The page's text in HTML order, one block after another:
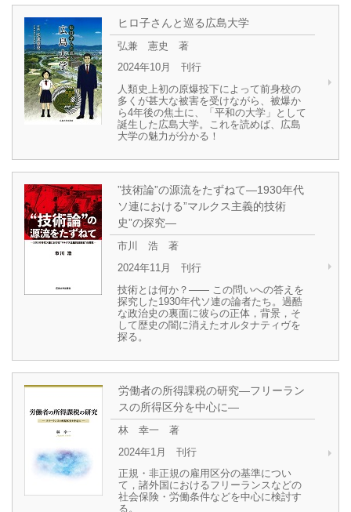
ヒロ子さんと巡る広島大学
弘兼 憲史 著
2024年10月 刊行
人類史上初の原爆投下によって前身校の
多くが甚大な被害を受けながら、被爆か
ら4年後の焦土に、「平和の大学」として
誕生した広島大学。これを読めば、広島
大学の魅力が分かる！
”技術論”の源流をたずねて―1930年代
ソ連における”マルクス主義的技術
史”の探究―
市川 浩 著
2024年11月 刊行
技術とは何か？―― この問いへの答えを
探究した1930年代ソ連の論者たち。過酷
な政治史の裏面に彼らの正体，背景，そ
して歴史の闇に消えたオルタナティヴを
探る。
労働者の所得課税の研究―フリーラン
スの所得区分を中心に―
林 幸一 著
2024年1月 刊行
正規・非正規の雇用区分の基準につい
て，諸外国におけるフリーランスなどの
社会保険・労働条件などを中心に検討す
る。